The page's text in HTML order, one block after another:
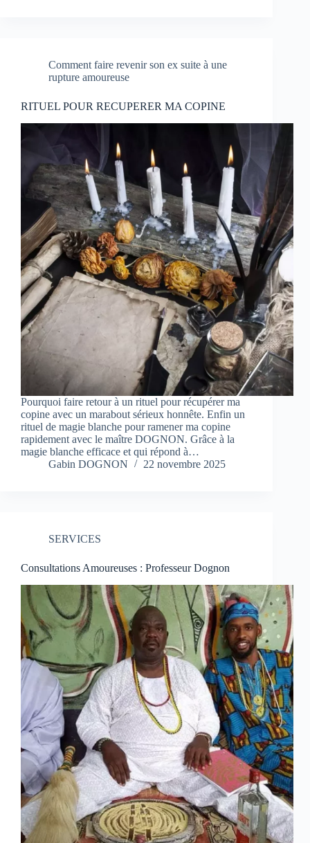
Comment faire revenir son ex suite à une
rupture amoureuse
RITUEL POUR RECUPERER MA COPINE
Pourquoi faire retour à un rituel pour récupérer ma
copine avec un marabout sérieux honnête. Enfin un
rituel de magie blanche pour ramener ma copine
rapidement avec le maître DOGNON. Grâce à la
magie blanche efficace et qui répond à…
Gabin DOGNON
22 novembre 2025
SERVICES
Consultations Amoureuses : Professeur Dognon